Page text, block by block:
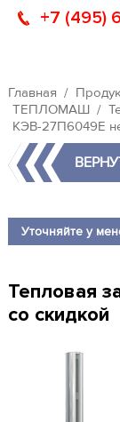
+7 (495)
Главная
ТЕПЛОМАШ
КЭВ-27П6049E
Уточняйте у
Тепловая
со скидкой